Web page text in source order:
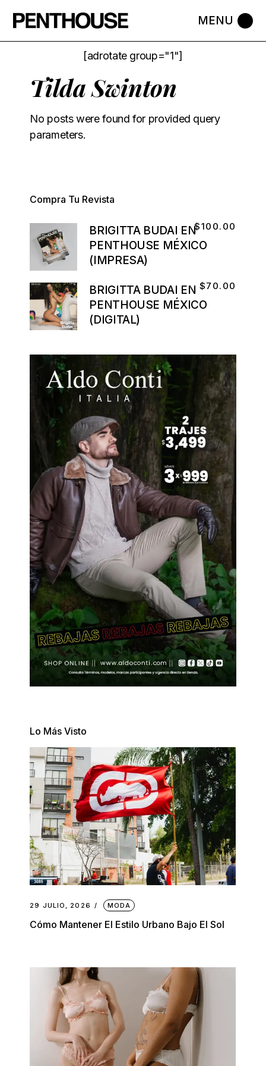
[adrotate group="1"]
Tilda Swinton
No posts were found for provided query
parameters.
Compra Tu Revista
BRIGITTA BUDAI EN
PENTHOUSE MÉXICO
(IMPRESA)
$100.00
BRIGITTA BUDAI EN
PENTHOUSE MÉXICO
(DIGITAL)
$70.00
Lo Más Visto
29 JULIO, 2026 MODA
Cómo Mantener El Estilo Urbano Bajo El Sol